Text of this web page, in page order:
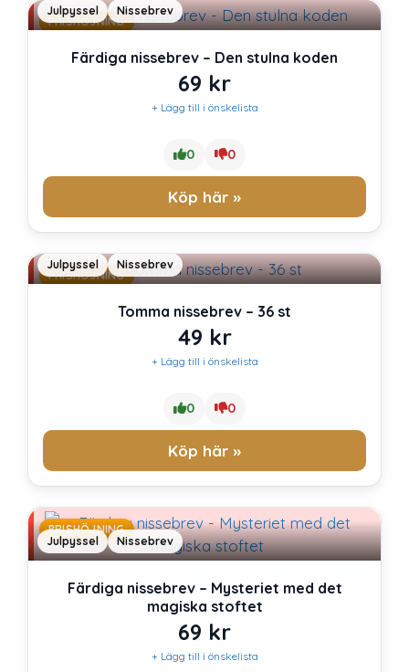
PRISHÖJNING
Julpyssel Nissebrev
Färdiga nissebrev – Den stulna koden
69 kr
+ Lägg till i önskelista
0 0
Köp här »
PRISHÖJNING
Julpyssel Nissebrev
Tomma nissebrev – 36 st
49 kr
+ Lägg till i önskelista
0 0
Köp här »
PRISHÖJNING
Julpyssel
Nissebrev
Färdiga nissebrev – Mysteriet med det
magiska stoftet
69 kr
+ Lägg till i önskelista